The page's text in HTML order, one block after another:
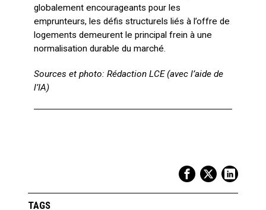
globalement encourageants pour les
emprunteurs, les défis structurels liés à l’offre de
logements demeurent le principal frein à une
normalisation durable du marché.
Sources et photo: Rédaction LCE (avec l’aide de
l’IA)
TAGS